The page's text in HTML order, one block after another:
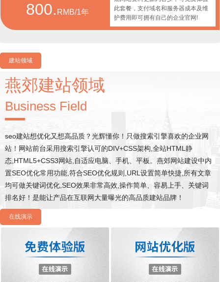
800. RMB/1年
此套餐，支付域名和服务器成本及维
护费用即可拥有自己的企业官网!
建站领域
燕郊建站领域
Business Field
seo建站想优化又想高品质？光辉懂你！只做搜索引擎喜欢的企业网
站！网站前台采用搜索引擎认可的DIV+CSS架构,全站HTML静
态,HTML5+CSS3网站,自适应电脑、手机、平板。燕郊网站建设中内
置SEO优化常用功能,符合SEO优化规则,URL设置简单快捷,所有文章
均可做关键词优化,SEO效果非常高效,操作简单、容易上手、关键词
排名好！是能让产品在互联网大量曝光的高品质建站品牌！
在线演示